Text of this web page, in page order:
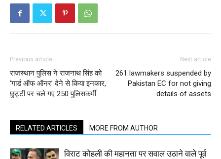
Previous article
राजस्थान पुलिस ने राजनाथ सिंह को
‘गार्ड ऑफ ऑनर’ देने से किया इनकार,
छुट्टी पर चले गए 250 पुलिसकर्मी
Next article
261 lawmakers suspended by
Pakistan EC for not giving
details of assets
RELATED ARTICLES MORE FROM AUTHOR
विराट कोहली की महानता पर सवाल उठाने वाले पूर्व